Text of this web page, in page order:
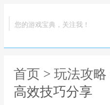
您的游戏宝典，关注我！
首页 > 玩法攻略
高效技巧分享